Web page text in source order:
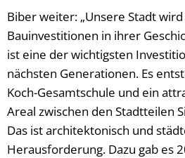
Biber weiter: „Unsere Stadt
Bauinvestitionen in ihrer
ist eine der wichtigsten
nächsten Generationen. Es
Koch-Gesamtschule und ein
Areal zwischen den Stadtteilen
Das ist architektonisch und
Herausforderung. Dazu gab es